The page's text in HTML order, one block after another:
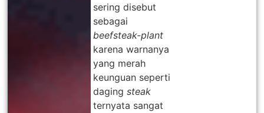
sering disebut
sebagai
beefsteak-plant
karena warnanya
yang merah
keunguan seperti
dagingsteak
ternyata sangat